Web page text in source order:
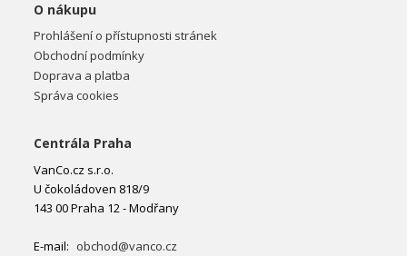
O nákupu
Prohlášení o přístupnosti stránek
Obchodní podmínky
Doprava a platba
Správa cookies
Centrála Praha
VanCo.cz s.r.o.
U čokoládoven 818/9
143 00 Praha 12 - Modřany
E-mail: obchod@vanco.cz